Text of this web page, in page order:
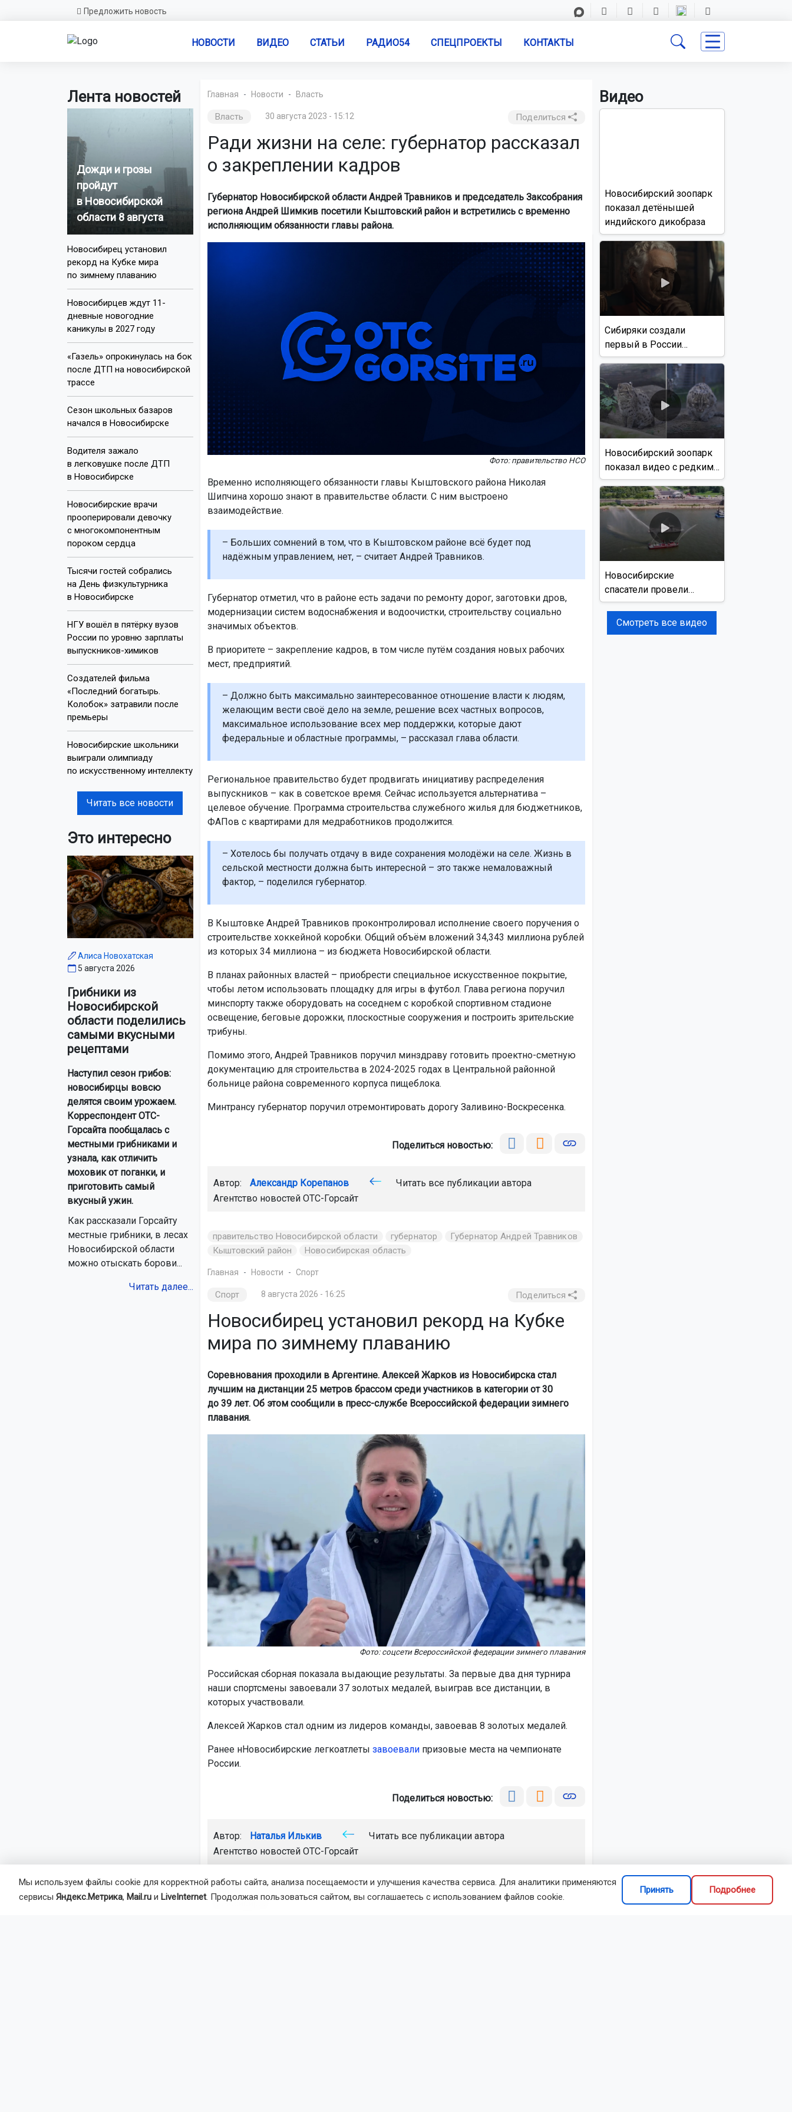
Предложить новость
НОВОСТИ ВИДЕО СТАТЬИ РАДИО54 СПЕЦПРОЕКТЫ КОНТАКТЫ
Лента новостей
Дожди и грозы
пройдут
в Новосибирской
области 8 августа
Новосибирец установил
рекорд на Кубке мира
по зимнему плаванию
Новосибирцев ждут 11-
дневные новогодние
каникулы в 2027 году
«Газель» опрокинулась на бок
после ДТП на новосибирской
трассе
Сезон школьных базаров
начался в Новосибирске
Водителя зажало
в легковушке после ДТП
в Новосибирске
Новосибирские врачи
прооперировали девочку
с многокомпонентным
пороком сердца
Тысячи гостей собрались
на День физкультурника
в Новосибирске
НГУ вошёл в пятёрку вузов
России по уровню зарплаты
выпускников-химиков
Создателей фильма
«Последний богатырь.
Колобок» затравили после
премьеры
Новосибирские школьники
выиграли олимпиаду
по искусственному интеллекту
Читать все новости
Это интересно
Алиса Новохатская
5 августа 2026
Грибники из
Новосибирской
области поделились
самыми вкусными
рецептами
Наступил сезон грибов:
новосибирцы вовсю
делятся своим урожаем.
Корреспондент ОТС-
Горсайта пообщалась с
местными грибниками и
узнала, как отличить
моховик от поганки, и
приготовить самый
вкусный ужин.
Как рассказали Горсайту
местные грибники, в лесах
Новосибирской области
можно отыскать борови...
Читать далее...
Главная Новости Власть
Власть 30 августа 2023 - 15:12 Поделиться
Ради жизни на селе: губернатор рассказал
о закреплении кадров
Губернатор Новосибирской области Андрей Травников и председатель Заксобрания
региона Андрей Шимкив посетили Кыштовский район и встретились с временно
исполняющим обязанности главы района.
Фото: правительство НСО
Временно исполняющего обязанности главы Кыштовского района Николая
Шипчина хорошо знают в правительстве области. С ним выстроено
взаимодействие.
– Больших сомнений в том, что в Кыштовском районе всё будет под
надёжным управлением, нет, – считает Андрей Травников.
Губернатор отметил, что в районе есть задачи по ремонту дорог, заготовки дров,
модернизации систем водоснабжения и водоочистки, строительству социально
значимых объектов.
В приоритете – закрепление кадров, в том числе путём создания новых рабочих
мест, предприятий.
– Должно быть максимально заинтересованное отношение власти к людям,
желающим вести своё дело на земле, решение всех частных вопросов,
максимальное использование всех мер поддержки, которые дают
федеральные и областные программы, – рассказал глава области.
Региональное правительство будет продвигать инициативу распределения
выпускников – как в советское время. Сейчас используется альтернатива –
целевое обучение. Программа строительства служебного жилья для бюджетников,
ФАПов с квартирами для медработников продолжится.
– Хотелось бы получать отдачу в виде сохранения молодёжи на селе. Жизнь в
сельской местности должна быть интересной – это также немаловажный
фактор, – поделился губернатор.
В Кыштовке Андрей Травников проконтролировал исполнение своего поручения о
строительстве хоккейной коробки. Общий объём вложений 34,343 миллиона рублей
из которых 34 миллиона – из бюджета Новосибирской области.
В планах районных властей – приобрести специальное искусственное покрытие,
чтобы летом использовать площадку для игры в футбол. Глава региона поручил
минспорту также оборудовать на соседнем с коробкой спортивном стадионе
освещение, беговые дорожки, плоскостные сооружения и построить зрительские
трибуны.
Помимо этого, Андрей Травников поручил минздраву готовить проектно-сметную
документацию для строительства в 2024-2025 годах в Центральной районной
больнице района современного корпуса пищеблока.
Минтрансу губернатор поручил отремонтировать дорогу Заливино-Воскресенка.
Поделиться новостью:
Автор: Александр Корепанов
Читать все публикации автора
Агентство новостей ОТС-Горсайт
правительство Новосибирской области губернатор
Губернатор Андрей Травников
Кыштовский район
Новосибирская область
Главная Новости Спорт
Спорт 8 августа 2026 - 16:25 Поделиться
Новосибирец установил рекорд на Кубке
мира по зимнему плаванию
Соревнования проходили в Аргентине. Алексей Жарков из Новосибирска стал
лучшим на дистанции 25 метров брассом среди участников в категории от 30
до 39 лет. Об этом сообщили в пресс-службе Всероссийской федерации зимнего
плавания.
Фото: соцсети Всероссийской федерации зимнего плавания
Российская сборная показала выдающие результаты. За первые два дня турнира
наши спортсмены завоевали 37 золотых медалей, выиграв все дистанции, в
которых участвовали.
Алексей Жарков стал одним из лидеров команды, завоевав 8 золотых медалей.
Ранее нНовосибирские легкоатлеты завоевалипризовые места на чемпионате
России.
Поделиться новостью:
Автор: Наталья Илькив
Читать все публикации автора
Агентство новостей ОТС-Горсайт
Кубок мира по зимнему плаванию Алексей Жарков победа
рекорд
Новосибирск
Видео
Новосибирский зоопарк
показал детёнышей
индийского дикобраза
Сибиряки создали
первый в России
документальный фильм
с использованием ИИ
Новосибирский зоопарк
показал видео с редким
виверровым котом
Новосибирские
спасатели провели
учения на реке Обь
Смотреть все видео
Мы используем файлы cookie для корректной работы сайта, анализа посещаемости и улучшения качества сервиса. Для аналитики применяются
сервисы Яндекс.Метрика, Mail.ru и LiveInternet. Продолжая пользоваться сайтом, вы соглашаетесь с использованием файлов cookie.
Принять Подробнее